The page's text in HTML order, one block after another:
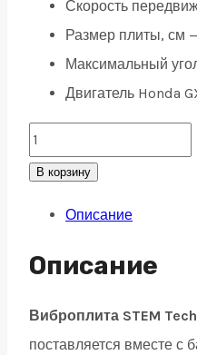
Скорость
Размер плиты, см
Максимальный
Двигатель Honda
Виброплита
STEM
SPC
ВИБ151
quantity
В корзину
Описание
Описание
Виброплита STEM
поставляется вместе с